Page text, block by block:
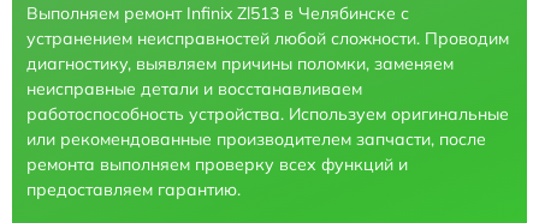
Выполняем ремонт Infinix Zl513 в Челябинске с
устранением неисправностей любой сложности. Проводим
диагностику, выявляем причины поломки, заменяем
неисправные детали и восстанавливаем
работоспособность устройства. Используем оригинальные
или рекомендованные производителем запчасти, после
ремонта выполняем проверку всех функций и
предоставляем гарантию.